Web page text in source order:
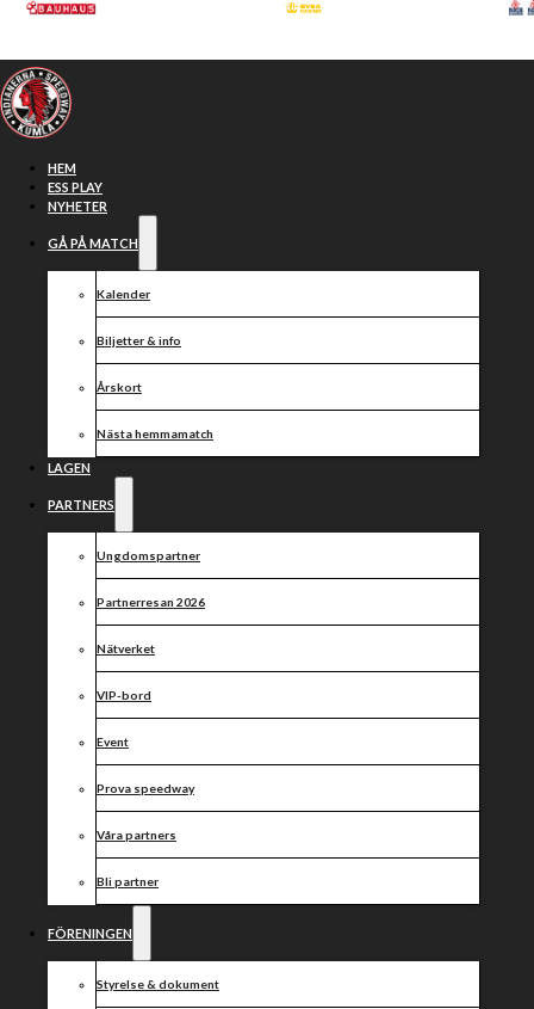
Hoppa till huvudinnehåll
HEM
ESS PLAY
NYHETER
GÅ PÅ MATCH
Kalender
Biljetter & info
Årskort
Nästa hemmamatch
LAGEN
PARTNERS
Ungdomspartner
Partnerresan 2026
Nätverket
VIP-bord
Event
Prova speedway
Våra partners
Bli partner
FÖRENINGEN
Styrelse & dokument
Tunga
avbräck inför
semifinalen –
men vi ger
aldrig upp